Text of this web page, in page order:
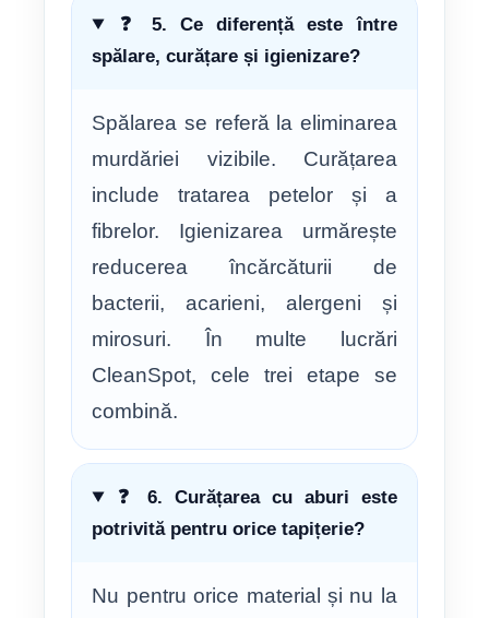
❓ 5. Ce diferență este între
spălare, curățare și igienizare?
Spălarea se referă la eliminarea
murdăriei vizibile. Curățarea
include tratarea petelor și a
fibrelor. Igienizarea urmărește
reducerea încărcăturii de
bacterii, acarieni, alergeni și
mirosuri. În multe lucrări
CleanSpot, cele trei etape se
combină.
❓ 6. Curățarea cu aburi este
potrivită pentru orice tapițerie?
Nu pentru orice material și nu la